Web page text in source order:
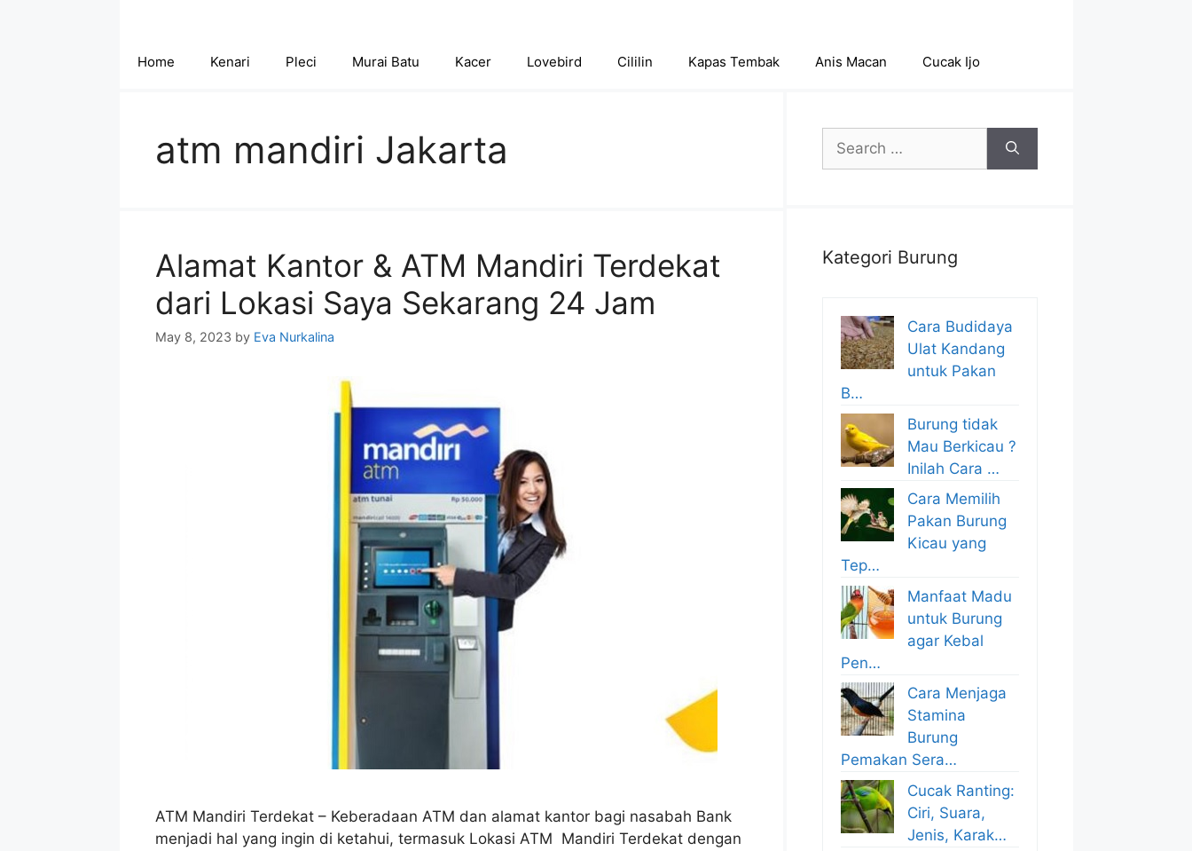
Home Kenari Pleci Murai Batu Kacer Lovebird Cililin Kapas Tembak Anis Macan Cucak Ijo
atm mandiri Jakarta
Alamat Kantor & ATM Mandiri Terdekat
dari Lokasi Saya Sekarang 24 Jam
May 8, 2023 by Eva Nurkalina
ATM Mandiri Terdekat – Keberadaan ATM dan alamat kantor bagi nasabah Bank
menjadi hal yang ingin di ketahui, termasuk Lokasi ATM Mandiri Terdekat dengan
Search
for:
Kategori Burung
Cara Budidaya
Ulat Kandang
untuk Pakan
B…
Burung tidak
Mau Berkicau ?
Inilah Cara …
Cara Memilih
Pakan Burung
Kicau yang
Tep…
Manfaat Madu
untuk Burung
agar Kebal
Pen…
Cara Menjaga
Stamina
Burung
Pemakan Sera…
Cucak Ranting:
Ciri, Suara,
Jenis, Karak…